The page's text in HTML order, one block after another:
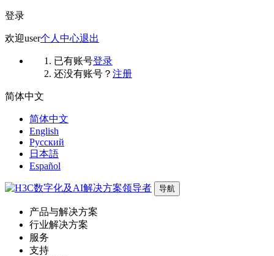
登录
欢迎user个人中心退出
已有账号登录
还没有账号？ 注册
简体中文
简体中文
English
Русский
日本語
Español
导航
产品与解决方案
行业解决方案
服务
支持